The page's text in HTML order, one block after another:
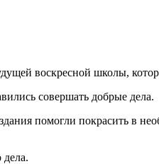
воскресной школы,
совершать добрые дела.
помогли покрасить в
дела.